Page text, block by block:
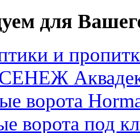
для
и
ворота
ворота под